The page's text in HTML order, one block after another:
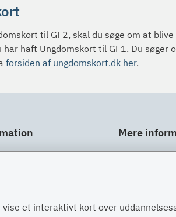
til GF2, skal du søge om at
har haft Ungdomskort til GF1. Du søger
forsiden af ungdomskort.dk her.
Mere
Links
Kontakt
et interaktivt kort over